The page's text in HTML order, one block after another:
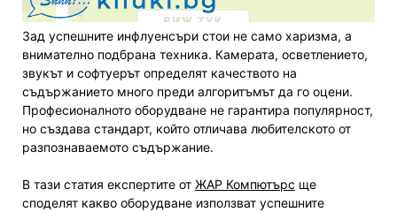
Зад успешните инфлуенсъри стои не само харизма, а
внимателно подбрана техника. Камерата, осветлението,
звукът и софтуерът определят качеството на
съдържанието много преди алгоритъмът да го оцени.
Професионалното оборудване не гарантира популярност,
но създава стандарт, който отличава любителското от
разпознаваемото съдържание.
В тази статия експертите от ЖАР Компютърс ще
споделят какво оборудване използват успешните